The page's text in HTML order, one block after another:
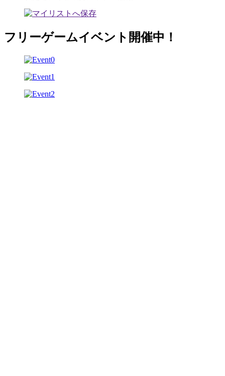
フリーゲームイベント開催中！